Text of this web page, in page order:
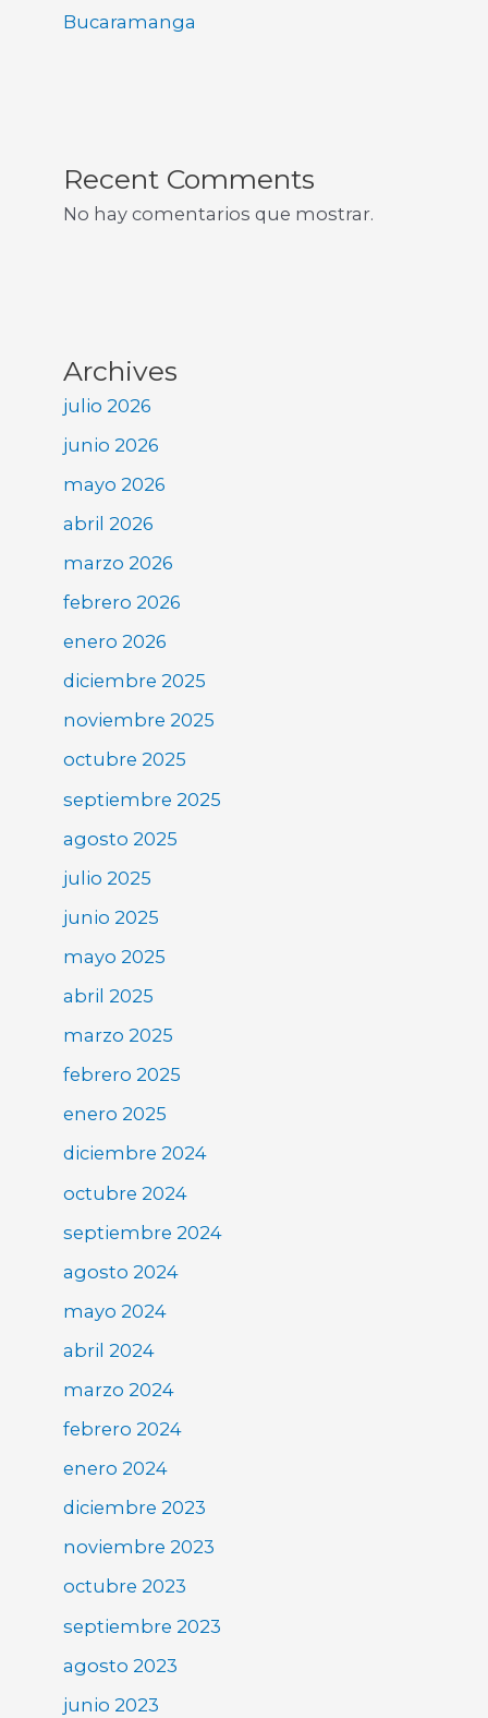
Bucaramanga
Recent Comments
No hay comentarios que mostrar.
Archives
julio 2026
junio 2026
mayo 2026
abril 2026
marzo 2026
febrero 2026
enero 2026
diciembre 2025
noviembre 2025
octubre 2025
septiembre 2025
agosto 2025
julio 2025
junio 2025
mayo 2025
abril 2025
marzo 2025
febrero 2025
enero 2025
diciembre 2024
octubre 2024
septiembre 2024
agosto 2024
mayo 2024
abril 2024
marzo 2024
febrero 2024
enero 2024
diciembre 2023
noviembre 2023
octubre 2023
septiembre 2023
agosto 2023
junio 2023